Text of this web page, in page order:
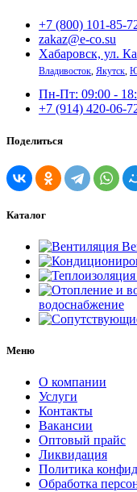
+7 (800) 101-85-
zakaz@e-co.su
Хабаровск, ул.
Владивосток, Якутск,
Пн-Пт: 09:00 -
+7 (914) 420-06-
Поделиться
Каталог
водоснабжение
Меню
О компании
Услуги
Контакты
Вакансии
Оптовый прайс
Ликвидация
Политика
Обработка